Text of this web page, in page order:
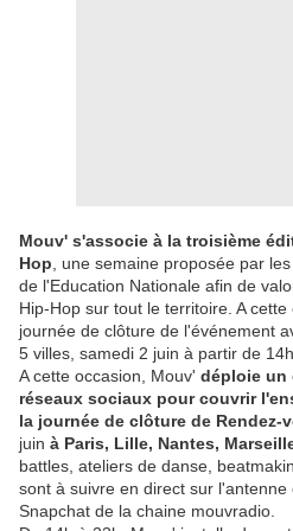
Mouv' s'associe à la troisième
Hop , une semaine proposée par
de l'Education Nationale afin de
Hip-Hop sur tout le territoire. A
journée de clôture de l'événement
5 villes, samedi 2 juin à partir de 14h.
A cette occasion, Mouv' déploie un
réseaux sociaux pour couvrir
la journée de clôture de Rendez-
juin à Paris, Lille, Nantes,
battles, ateliers de danse,
sont à suivre en direct sur
Snapchat de la chaine mouvradio.